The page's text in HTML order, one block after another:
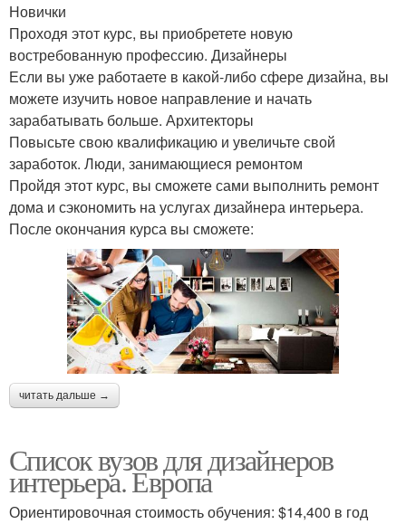
Новички
Проходя этот курс, вы приобретете новую
востребованную профессию. Дизайнеры
Если вы уже работаете в какой-либо сфере дизайна, вы
можете изучить новое направление и начать
зарабатывать больше. Архитекторы
Повысьте свою квалификацию и увеличьте свой
заработок. Люди, занимающиеся ремонтом
Пройдя этот курс, вы сможете сами выполнить ремонт
дома и сэкономить на услугах дизайнера интерьера.
После окончания курса вы сможете:
читать дальше →
Список вузов для дизайнеров
интерьера. Европа
Ориентировочная стоимость обучения: $14,400 в год